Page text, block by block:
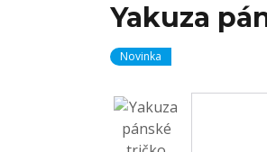
Yakuza
Novinka